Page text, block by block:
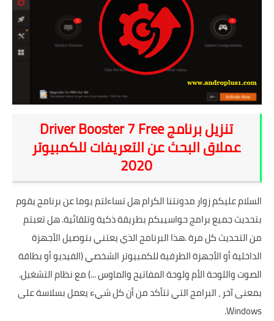
شروحات
اخبار التقنية
معلومات ونصائح
تنزيل برنامج Driver Booster 7 Free
عملاق البحث عن التعريفات للكمبيوتر
2020
السلام عليكم زوار مدونتنا الكرام هل تساءلتم يوما عن برنامج يقوم
بتحديث جميع برامج حواسيبكم بطريقة ذكية وتلقائية. هل تعبتم
من التحديث كل مرة .هذا البرنامج الذي يعتني بتوصيل الأجهزة
الداخلية أو الأجهزة الطرفية للكمبيوتر الشخصي (الفيديو أو بطاقة
الصوت واللوحة الأم ولوحة المفاتيح والماوس ...) مع نظام التشغيل.
بمعنى آخر ، البرامج التي تتأكد من أن كل شيء يعمل بسلاسة على
Windows.